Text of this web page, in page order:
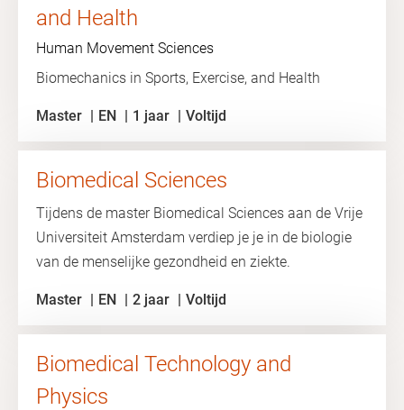
and Health
Human Movement Sciences
Biomechanics in Sports, Exercise, and Health
Master EN 1 jaar Voltijd
Biomedical Sciences
Tijdens de master Biomedical Sciences aan de Vrije
Universiteit Amsterdam verdiep je je in de biologie
van de menselijke gezondheid en ziekte.
Master EN 2 jaar Voltijd
Biomedical Technology and
Physics